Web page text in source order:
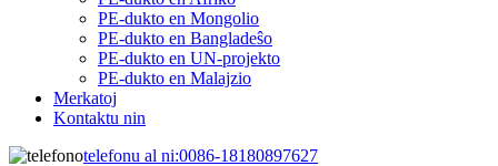
PE-dukto en Mongolio
PE-dukto en Bangladeŝo
PE-dukto en UN-projekto
PE-dukto en Malajzio
Merkatoj
Kontaktu nin
telefonu al ni:0086-18180897627